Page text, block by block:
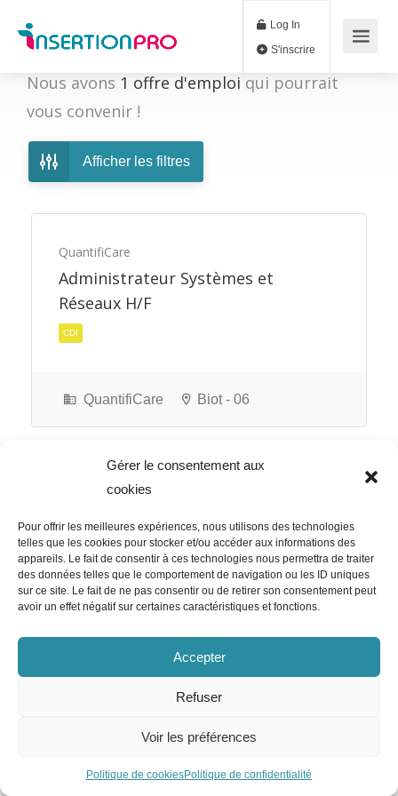
Gérer le consentement aux
cookies
Pour offrir les meilleures expériences, nous utilisons des technologies
telles que les cookies pour stocker et/ou accéder aux informations des
appareils. Le fait de consentir à ces technologies nous permettra de traiter
des données telles que le comportement de navigation ou les ID uniques
sur ce site. Le fait de ne pas consentir ou de retirer son consentement peut
avoir un effet négatif sur certaines caractéristiques et fonctions.
Accepter
Refuser
Voir les préférences
Politique de cookiesPolitique de confidentialité
Log In
Nous avons 1 offre d'emploi qui pourrait
vous convenir !
Afficher les filtres
QuantifiCare
Administrateur Systèmes et
Réseaux H/F
CDI
QuantifiCare Biot - 06